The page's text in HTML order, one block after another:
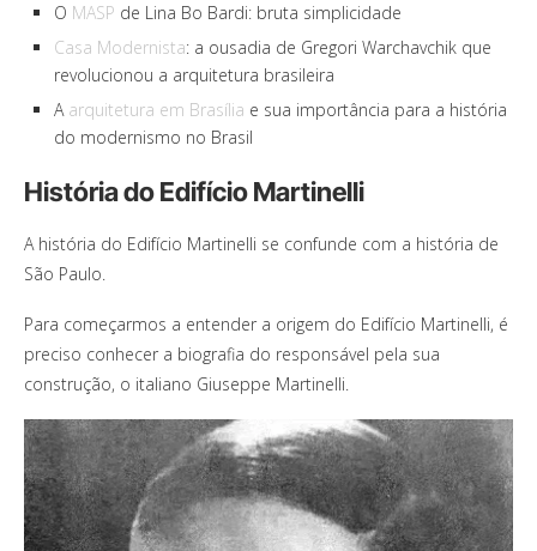
O MASP de Lina Bo Bardi: bruta simplicidade
Casa Modernista: a ousadia de Gregori Warchavchik que
revolucionou a arquitetura brasileira
A arquitetura em Brasília e sua importância para a história
do modernismo no Brasil
História do Edifício Martinelli
A história do Edifício Martinelli se confunde com a história de
São Paulo.
Para começarmos a entender a origem do Edifício Martinelli, é
preciso conhecer a biografia do responsável pela sua
construção, o italiano Giuseppe Martinelli.